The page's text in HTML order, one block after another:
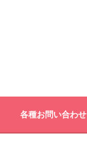
各種お問い合わせ